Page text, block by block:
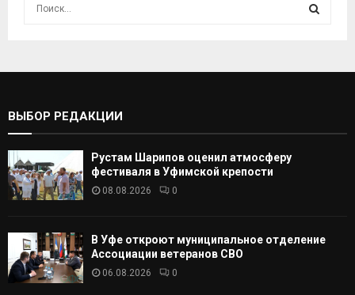
С
А
ВЫБОР РЕДАКЦИИ
Рустам Шарипов оценил атмосферу
фестиваля в Уфимской крепости
08.08.2026 0
В Уфе откроют муниципальное отделение
Ассоциации ветеранов СВО
06.08.2026 0